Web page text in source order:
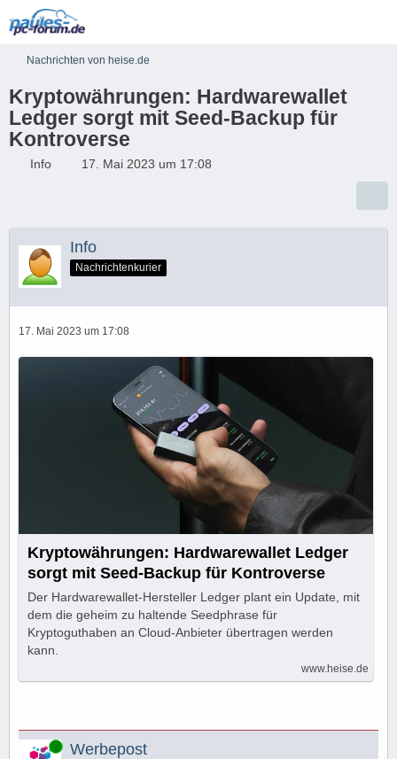
Nachrichten von heise.de
Kryptowährungen: Hardwarewallet
Ledger sorgt mit Seed-Backup für
Kontroverse
Info 17. Mai 2023 um 17:08
Info
Nachrichtenkurier
17. Mai 2023 um 17:08
Kryptowährungen: Hardwarewallet Ledger
sorgt mit Seed-Backup für Kontroverse
Der Hardwarewallet-Hersteller Ledger plant ein Update, mit
dem die geheim zu haltende Seedphrase für
Kryptoguthaben an Cloud-Anbieter übertragen werden
kann.
www.heise.de
Online Werbepost